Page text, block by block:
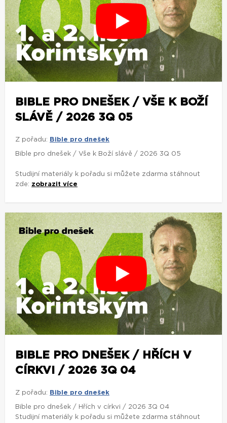
BIBLE PRO DNEŠEK / VŠE K BOŽÍ
SLÁVĚ / 2026 3Q 05
Z pořadu: Bible pro dnešek
Bible pro dnešek / Vše k Boží slávě / 2026 3Q 05
Studijní materiály k pořadu si můžete zdarma stáhnout
zde: zobrazit více
BIBLE PRO DNEŠEK / HŘÍCH V
CÍRKVI / 2026 3Q 04
Z pořadu: Bible pro dnešek
Bible pro dnešek / Hřích v církvi / 2026 3Q 04
Studijní materiály k pořadu si můžete zdarma stáhnout